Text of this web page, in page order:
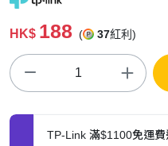
HK$ 188 ( 37紅利)
TP-Link 滿$1100免運費